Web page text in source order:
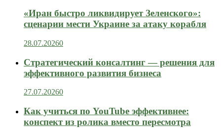
«Иран быстро ликвидирует Зеленского»:
сценарии мести Украине за атаку корабля
28.07.20260
Стратегический консалтинг — решения для
эффективного развития бизнеса
27.07.20260
Как учиться по YouTube эффективнее:
конспект из ролика вместо пересмотра